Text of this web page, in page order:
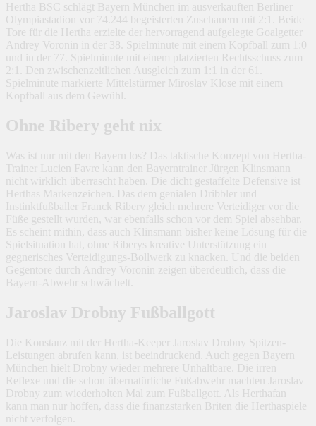
Hertha BSC schlägt Bayern München im ausverkauften Berliner
Olympiastadion vor 74.244 begeisterten Zuschauern mit 2:1. Beide
Tore für die Hertha erzielte der hervorragend aufgelegte Goalgetter
Andrey Voronin in der 38. Spielminute mit einem Kopfball zum 1:0
und in der 77. Spielminute mit einem platzierten Rechtsschuss zum
2:1. Den zwischenzeitlichen Ausgleich zum 1:1 in der 61.
Spielminute markierte Mittelstürmer Miroslav Klose mit einem
Kopfball aus dem Gewühl.
Ohne Ribery geht nix
Was ist nur mit den Bayern los? Das taktische Konzept von Hertha-
Trainer Lucien Favre kann den Bayerntrainer Jürgen Klinsmann
nicht wirklich überrascht haben. Die dicht gestaffelte Defensive ist
Herthas Markenzeichen. Das dem genialen Dribbler und
Instinktfußballer Franck Ribery gleich mehrere Verteidiger vor die
Füße gestellt wurden, war ebenfalls schon vor dem Spiel absehbar.
Es scheint mithin, dass auch Klinsmann bisher keine Lösung für die
Spielsituation hat, ohne Riberys kreative Unterstützung ein
gegnerisches Verteidigungs-Bollwerk zu knacken. Und die beiden
Gegentore durch Andrey Voronin zeigen überdeutlich, dass die
Bayern-Abwehr schwächelt.
Jaroslav Drobny Fußballgott
Die Konstanz mit der Hertha-Keeper Jaroslav Drobny Spitzen-
Leistungen abrufen kann, ist beeindruckend. Auch gegen Bayern
München hielt Drobny wieder mehrere Unhaltbare. Die irren
Reflexe und die schon übernatürliche Fußabwehr machten Jaroslav
Drobny zum wiederholten Mal zum Fußballgott. Als Herthafan
kann man nur hoffen, dass die finanzstarken Briten die Herthaspiele
nicht verfolgen.